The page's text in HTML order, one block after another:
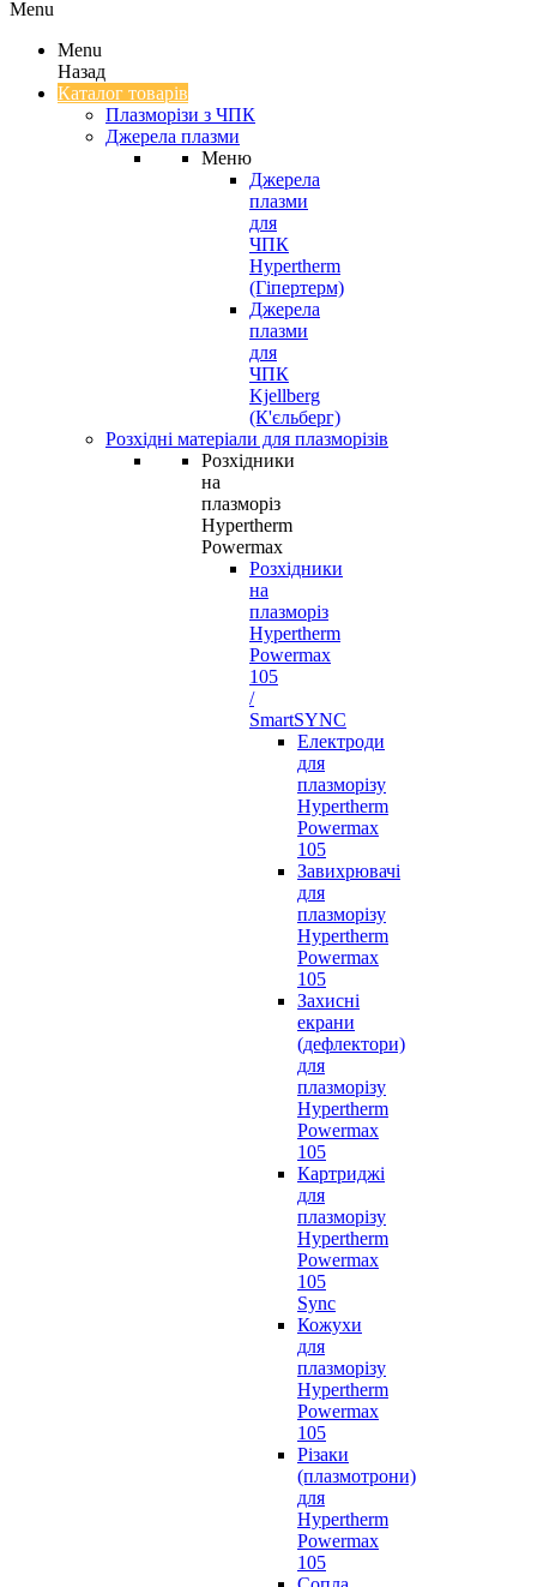
Menu
Menu
Назад
Каталог товарів
Плазморізи з ЧПК
Джерела плазми
Меню
Джерела
плазми
для
ЧПК
Hypertherm
(Гіпертерм)
Джерела
плазми
для
ЧПК
Kjellberg
(К'єльберг)
Розхідні матеріали для плазморізів
Розхідники
на
плазморіз
Hypertherm
Powermax
Розхідники
на
плазморіз
Hypertherm
Powermax
105
/
SmartSYNC
Електроди
для
плазморізу
Hypertherm
Powermax
105
Завихрювачі
для
плазморізу
Hypertherm
Powermax
105
Захисні
екрани
(дефлектори)
для
плазморізу
Hypertherm
Powermax
105
Картриджі
для
плазморізу
Hypertherm
Powermax
105
Sync
Кожухи
для
плазморізу
Hypertherm
Powermax
105
Різаки
(плазмотрони)
для
Hypertherm
Powermax
105